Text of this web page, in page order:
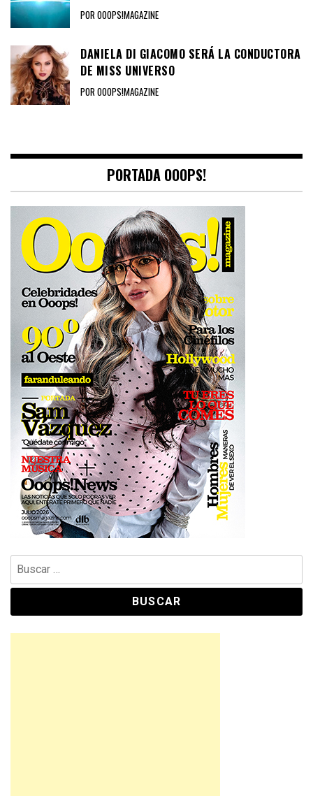
POR OOOPS!MAGAZINE
DANIELA DI GIACOMO SERÁ LA CONDUCTORA
DE MISS UNIVERSO
POR OOOPS!MAGAZINE
PORTADA OOOPS!
Buscar: